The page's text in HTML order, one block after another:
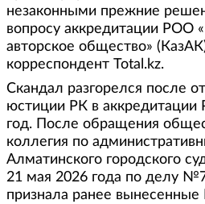
незаконными прежние
вопросу аккредитации РОО
авторское общество»
корреспондент Total.kz.
Скандал разгорелся после
юстиции РК в
год. После обращения
коллегия по
Алматинского городского
21 мая 2026 года по делу
признала ранее